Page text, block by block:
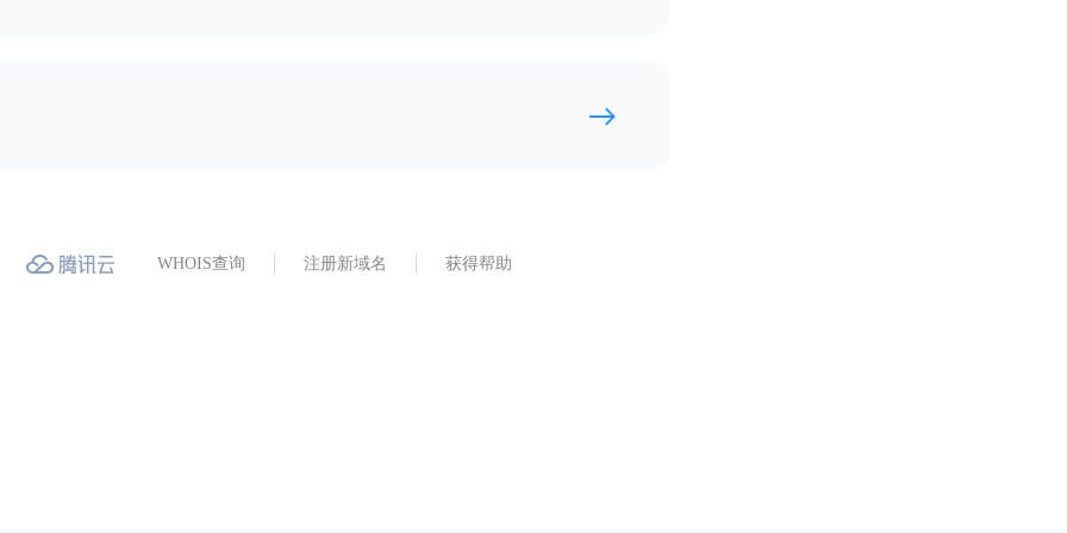
WHOIS查询 注册新域名 获得帮助